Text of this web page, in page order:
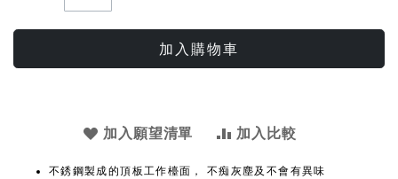
加入購物車
加入願望清單 加入比較
不銹鋼製成的頂板工作檯面， 不痴灰塵及不會有異味